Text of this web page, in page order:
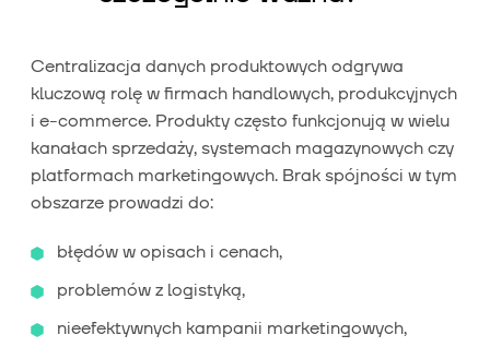
Centralizacja danych produktowych odgrywa
kluczową rolę w firmach handlowych, produkcyjnych
i e-commerce. Produkty często funkcjonują w wielu
kanałach sprzedaży, systemach magazynowych czy
platformach marketingowych. Brak spójności w tym
obszarze prowadzi do:
błędów w opisach i cenach,
problemów z logistyką,
nieefektywnych kampanii marketingowych,